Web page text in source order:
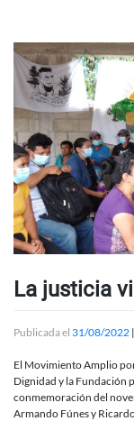
La justicia
Publicada el 31/08/2022 |
El Movimiento Amplio
Dignidad y la Fundación
conmemoración del
Armando Fúnes y